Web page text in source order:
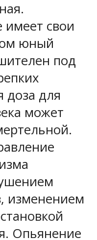
свои
юный
под
доза для
может
изменением
Опьянение